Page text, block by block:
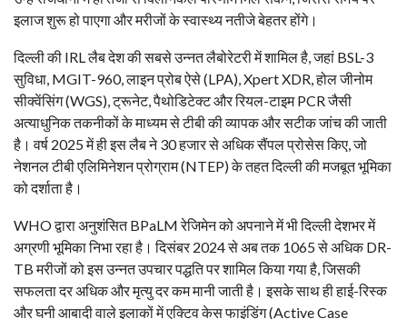
इलाज शुरू हो पाएगा और मरीजों के स्वास्थ्य नतीजे बेहतर होंगे।
दिल्ली की IRL लैब देश की सबसे उन्नत लैबोरेटरी में शामिल है, जहां BSL-3
सुविधा, MGIT-960, लाइन प्रोब ऐसे (LPA), Xpert XDR, होल जीनोम
सीक्वेंसिंग (WGS), ट्रूनेट, पैथोडिटेक्ट और रियल-टाइम PCR जैसी
अत्याधुनिक तकनीकों के माध्यम से टीबी की व्यापक और सटीक जांच की जाती
है। वर्ष 2025 में ही इस लैब ने 30 हजार से अधिक सैंपल प्रोसेस किए, जो
नेशनल टीबी एलिमिनेशन प्रोग्राम (NTEP) के तहत दिल्ली की मजबूत भूमिका
को दर्शाता है।
WHO द्वारा अनुशंसित BPaLM रेजिमेन को अपनाने में भी दिल्ली देशभर में
अग्रणी भूमिका निभा रहा है। दिसंबर 2024 से अब तक 1065 से अधिक DR-
TB मरीजों को इस उन्नत उपचार पद्धति पर शामिल किया गया है, जिसकी
सफलता दर अधिक और मृत्यु दर कम मानी जाती है। इसके साथ ही हाई-रिस्क
और घनी आबादी वाले इलाकों में एक्टिव केस फाइंडिंग (Active Case